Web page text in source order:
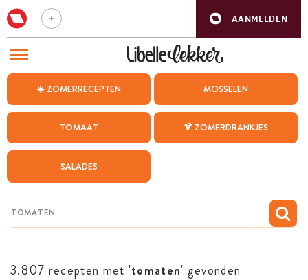
AANMELDEN
☀️ ZOMERRECEPTEN MOSSELEN
TOMAAT 🍹 ZOMERDRANKJES
SALADES
3.807 recepten met 'tomaten' gevonden
BEZOEK ONZE ANDERE WEBSITES
WEEKMENU
CHAT MET MAIA
MIJN BEWAARDE RECEPTEN